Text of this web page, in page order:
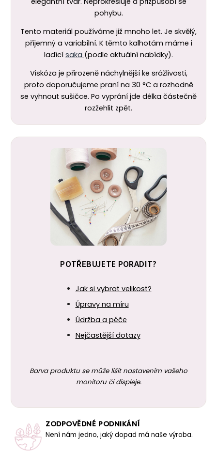
pohybu.
Tento materiál používáme již mnoho let. Je skvělý,
příjemný a variabilní. K těmto kalhotám máme i
ladící saka (podle aktuální nabídky).
Viskóza je přirozeně náchylnější ke srážlivosti,
proto doporučujeme praní na 30 °C a rozhodně
se vyhnout sušičce. Po vyprání jde délka částečně
rozžehlit zpět.
POTŘEBUJETE PORADIT?
Jak si vybrat velikost?
Úpravy na míru
Údržba a péče
Nejčastější dotazy
Barva produktu se může lišit nastavením vašeho
monitoru či displeje.
ZODPOVĚDNÉ PODNIKÁNÍ
Není nám jedno, jaký dopad má naše výroba.